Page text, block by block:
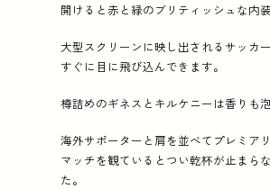
開けると赤と緑のブリティッシュな内装
大型スクリーンに映し出されるサッカ
すぐに目に飛び込んできます。
樽詰めのギネスとキルケニーは香りも泡
海外サポーターと肩を並べてプレミア
マッチを観ているとつい乾杯が止まら
た。